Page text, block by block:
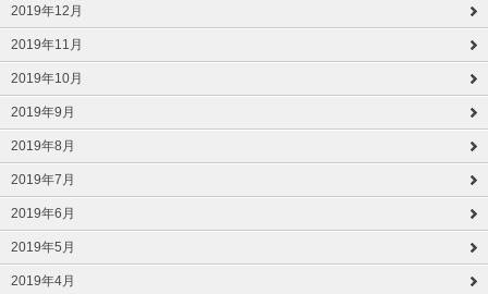
2019年12月
2019年11月
2019年10月
2019年9月
2019年8月
2019年7月
2019年6月
2019年5月
2019年4月